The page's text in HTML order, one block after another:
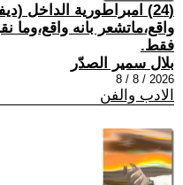
واقع،ماتشعر بانه واقع،وما
فقط.
بلال سمير الصدّر
2026 / 8 / 8
الادب والفن